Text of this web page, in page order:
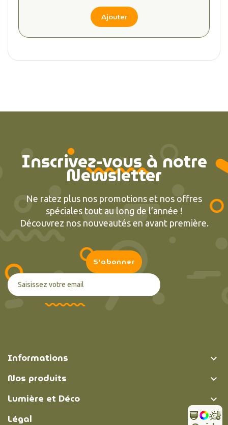
Ajouter
Inscrivez-vous à notre
Newsletter
Ne ratez plus nos promotions et nos offres
spéciales tout au long de l’année !
Découvrez nos nouveautés en avant première.
Informations 
Nos produits 
Lumière et Déco 
Légal 